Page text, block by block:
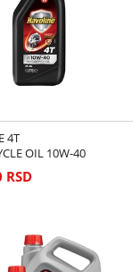
4T
OIL 10W-40
RSD